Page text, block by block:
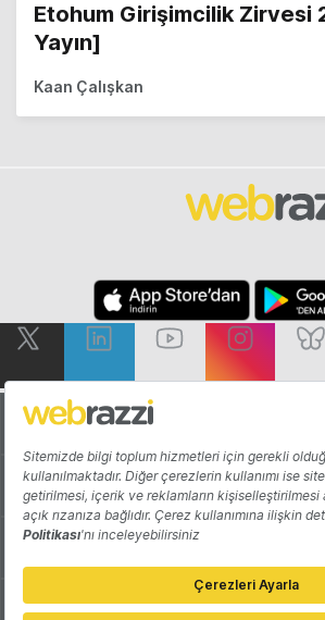
Etohum Girişimcilik Zirvesi
Yayın]
Kaan Çalışkan
Hakkında
Katkıda Bulun
Girişiminizi Tanıtın
Çerez Tercihleri